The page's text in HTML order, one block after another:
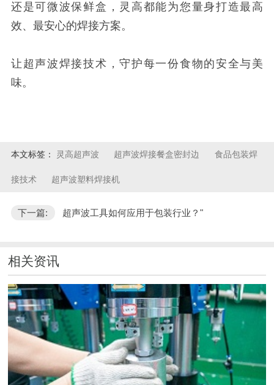
还是可微波保鲜盒，灵高都能为您量身打造最高
效、最安心的焊接方案。
让超声波焊接技术，守护每一份食物的安全与美
味。
本文标签： 灵高超声波 超声波焊接餐盒密封边 食品包装焊
接技术 超声波塑料焊接机
下一篇: 超声波工具如何应用于包装行业？"
相关资讯